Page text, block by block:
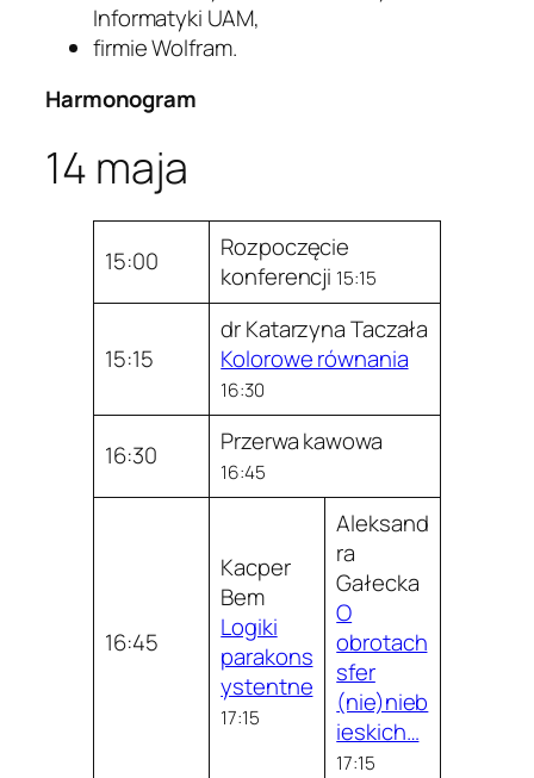
Informatyki UAM,
firmie Wolfram.
Harmonogram
14 maja
15:00
Rozpoczęcie
konferencji 15:15
15:15
dr Katarzyna Taczała
Kolorowe równania
16:30
16:30 Przerwa kawowa
16:45
16:45
Kacper
Bem
Logiki
parakons
ystentne
17:15
Aleksand
ra
Gałecka
O
obrotach
sfer
(nie)nieb
ieskich…
17:15